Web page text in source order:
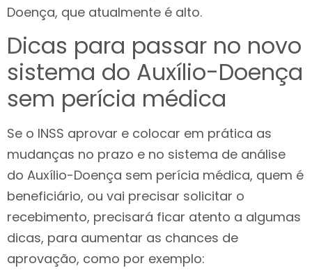
Doença, que atualmente é alto.
Dicas para passar no novo
sistema do Auxílio-Doença
sem perícia médica
Se o INSS aprovar e colocar em prática as
mudanças no prazo e no sistema de análise
do Auxílio-Doença sem perícia médica, quem é
beneficiário, ou vai precisar solicitar o
recebimento, precisará ficar atento a algumas
dicas, para aumentar as chances de
aprovação, como por exemplo: